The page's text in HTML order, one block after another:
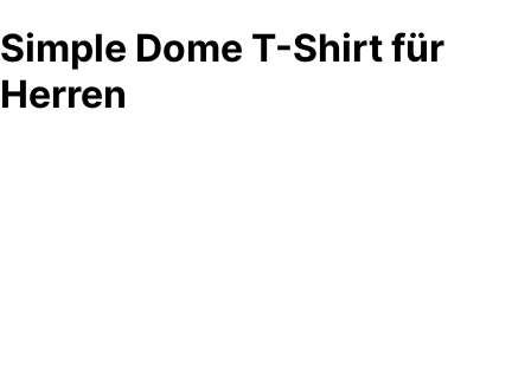
Simple Dome T-Shirt für
Herren